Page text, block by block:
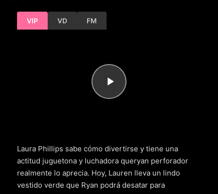
VIP VD FM
Laura Phillips sabe cómo divertirse y tiene una
actitud juguetona y luchadora queryan perforador
realmente lo aprecia. Hoy, Lauren lleva un lindo
vestido verde que Ryan podrá desatar para